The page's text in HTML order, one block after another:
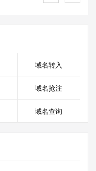
域名转入
域名抢注
域名查询